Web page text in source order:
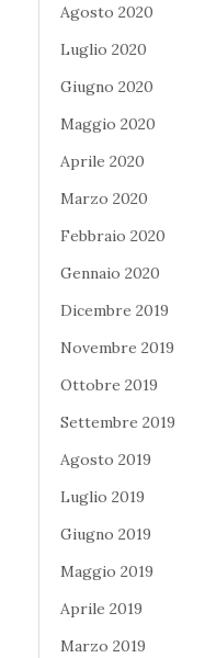
Agosto 2020
Luglio 2020
Giugno 2020
Maggio 2020
Aprile 2020
Marzo 2020
Febbraio 2020
Gennaio 2020
Dicembre 2019
Novembre 2019
Ottobre 2019
Settembre 2019
Agosto 2019
Luglio 2019
Giugno 2019
Maggio 2019
Aprile 2019
Marzo 2019